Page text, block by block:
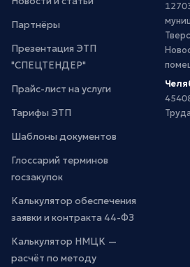
Партнёры
Презентация ЭТП
"СПЕЦТЕНДЕР"
Прайс-лист на услуги
Тарифы ЭТП
Шаблоны документов
Глоссарий терминов
госзакупок
Калькулятор обеспечения
заявки и контракта 44-ФЗ
Калькулятор НМЦК —
расчёт по методу